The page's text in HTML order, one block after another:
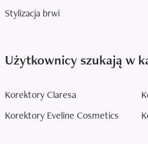
Stylizacja brwi
Użytkownicy szukają w
Korektory Claresa
Korektory Eveline Cosmetics